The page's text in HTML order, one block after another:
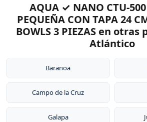
AQUA ✓ NANO CTU-500
PEQUEÑA CON TAPA 24
BOWLS 3 PIEZAS en
Atlántico
Baranoa
Campo de la Cruz
Galapa